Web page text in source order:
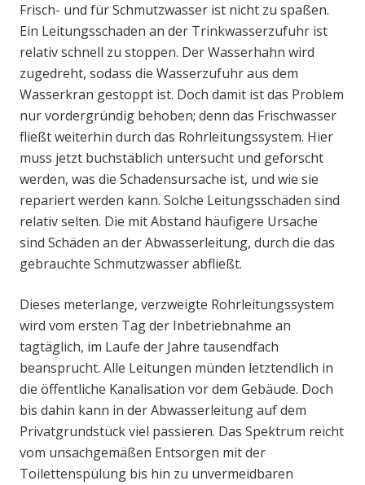
Frisch- und für Schmutzwasser ist nicht zu spaßen.
Ein Leitungsschaden an der Trinkwasserzufuhr ist
relativ schnell zu stoppen. Der Wasserhahn wird
zugedreht, sodass die Wasserzufuhr aus dem
Wasserkran gestoppt ist. Doch damit ist das Problem
nur vordergründig behoben; denn das Frischwasser
fließt weiterhin durch das Rohrleitungssystem. Hier
muss jetzt buchstäblich untersucht und geforscht
werden, was die Schadensursache ist, und wie sie
repariert werden kann. Solche Leitungsschäden sind
relativ selten. Die mit Abstand häufigere Ursache
sind Schäden an der Abwasserleitung, durch die das
gebrauchte Schmutzwasser abfließt.
Dieses meterlange, verzweigte Rohrleitungssystem
wird vom ersten Tag der Inbetriebnahme an
tagtäglich, im Laufe der Jahre tausendfach
beansprucht. Alle Leitungen münden letztendlich in
die öffentliche Kanalisation vor dem Gebäude. Doch
bis dahin kann in der Abwasserleitung auf dem
Privatgrundstück viel passieren. Das Spektrum reicht
vom unsachgemäßen Entsorgen mit der
Toilettenspülung bis hin zu unvermeidbaren